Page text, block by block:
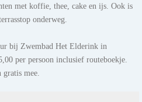
met koffie, thee, cake en ijs. Ook is
onderweg.
bij Zwembad Het Elderink in
per persoon inclusief routeboekje.
mee.